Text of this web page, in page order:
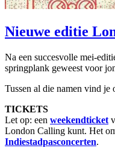
Nieuwe editie
Na een succesvolle mei-
springplank geweest voor
Tussen al die namen vind
TICKETS
Let op: een weekendticket
London Calling kunt. Het
Indiestadpasconcerten.